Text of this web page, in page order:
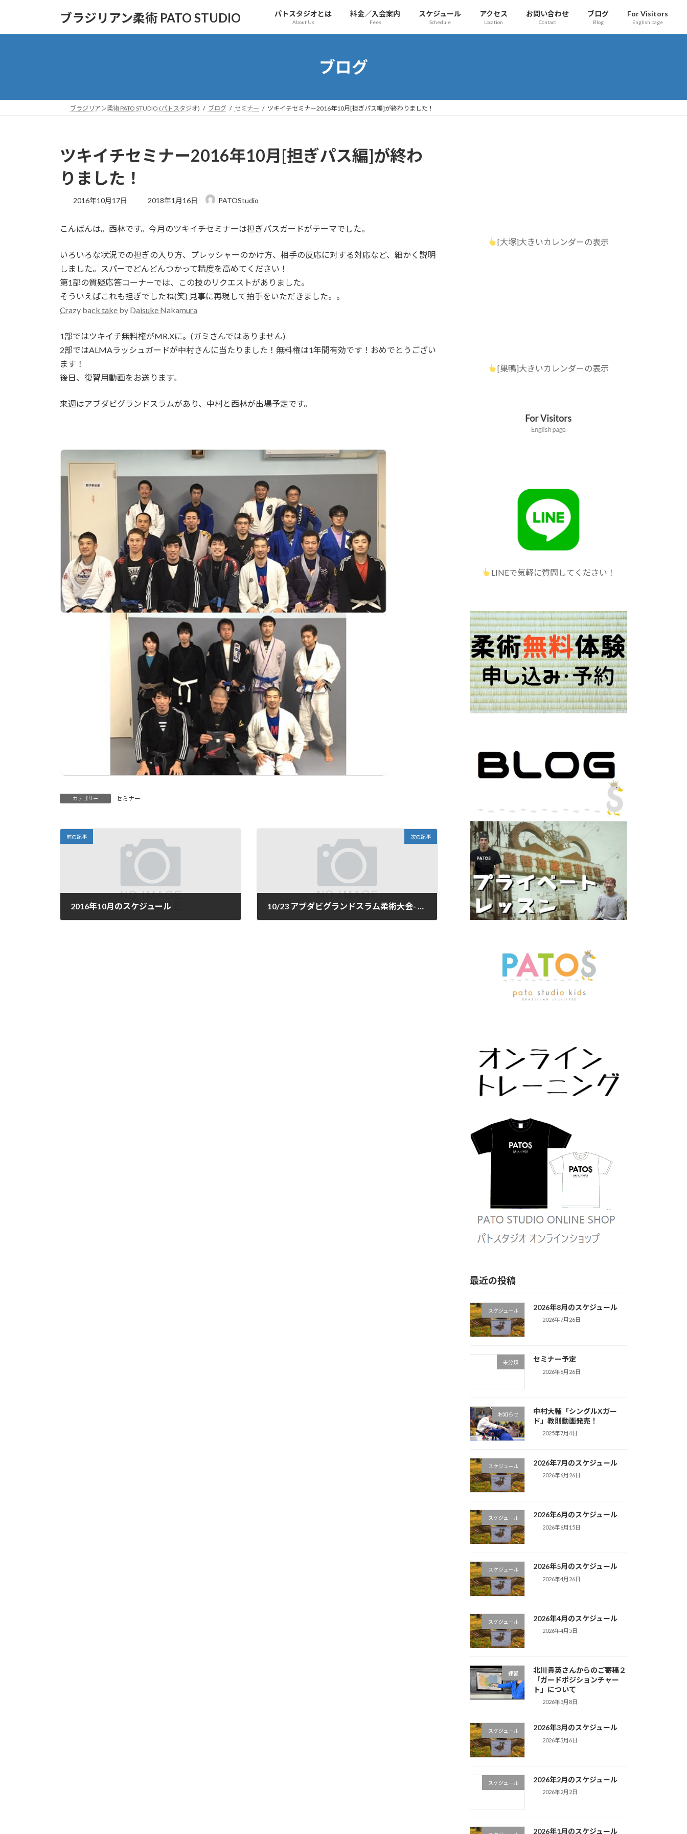
ブラジリアン柔術 PATO STUDIO パトスタジオとは
About Us
料金／入会案内
Fees
スケジュール
Schedule
アクセス
Location
お問い合わせ
Contact
ブログ
Blog
For Visitors
English page
ブログ
ブラジリアン柔術 PATO STUDIO (パトスタジオ) ブログ セミナー ツキイチセミナー2016年10月[担ぎパス編]が終わりました！
ツキイチセミナー2016年10月[担ぎパス編]が終わ
りました！
2016年10月17日
最
新
時
:
2018年1月16日 PATOStudio
こんばんは。西林です。今月のツキイチセミナーは担ぎパスガードがテーマでした。
いろいろな状況での担ぎの入り方、プレッシャーのかけ方、相手の反応に対する対応など、細かく説明
しました。スパーでどんどんつかって精度を高めてください！
第1部の質疑応答コーナーでは、この技のリクエストがありました。
そういえばこれも担ぎでしたね(笑) 見事に再現して拍手をいただきました。。
Crazy back take by Daisuke Nakamura
1部ではツキイチ無料権がMR.Xに。(ガミさんではありません)
2部ではALMAラッシュガードが中村さんに当たりました！無料権は1年間有効です！おめでとうござい
ます！
後日、復習用動画をお送ります。
来週はアブダビグランドスラムがあり、中村と西林が出場予定です。
カテゴリー セミナー
前の記事
2016年10月のスケジュール
次の記事
10/23 アブダビグランドスラム柔術大会- 東京 に3名が出場
[大塚]大きいカレンダーの表示
[巣鴨]大きいカレンダーの表示
LINEで気軽に質問してください！
最近の投稿
スケジュール 2026年8月のスケジュール
2026年7月26日
未分類 セミナー予定
2026年6月26日
お知らせ
中村大輔「シングルXガー
ド」教則動画発売！
2025年7月4日
スケジュール 2026年7月のスケジュール
2026年6月26日
スケジュール 2026年6月のスケジュール
2026年6月15日
スケジュール 2026年5月のスケジュール
2026年4月26日
スケジュール 2026年4月のスケジュール
2026年4月5日
練習
北川貴英さんからのご寄稿２
「ガードポジションチャー
ト」について
2026年3月8日
スケジュール 2026年3月のスケジュール
2026年3月6日
スケジュール 2026年2月のスケジュール
2026年2月2日
2026年1月のスケジュール